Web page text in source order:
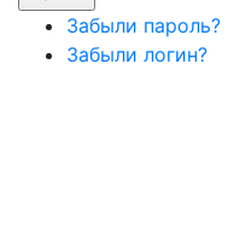
Забыли пароль?
Забыли логин?